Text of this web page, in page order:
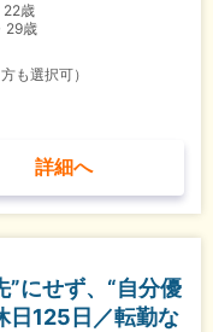
22歳
29歳
も選択可）
詳細へ
”にせず、“自分優
日125日／転勤な